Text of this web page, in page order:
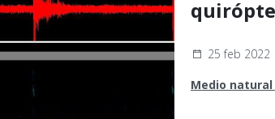
25 feb 2022
Medio